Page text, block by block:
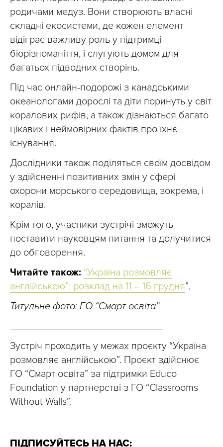
родичами медуз. Вони створюють власні
складні екосистеми, де кожен елемент
відіграє важливу роль у підтримці
біорізноманіття, і слугують домом для
багатьох підводних створінь.
Під час онлайн-подорожі з канадськими
океанологами дорослі та діти поринуть у світ
коралових рифів, а також дізнаються багато
цікавих і неймовірних фактів про їхнє
існування.
Дослідники також поділяться своїм досвідом
у здійсненні позитивних змін у сфері
охорони морського середовища, зокрема, і
коралів.
Крім того, учасники зустрічі зможуть
поставити науковцям питання та долучитися
до обговорення.
Читайте також: “Україна розмовляє
англійською”: розклад на 11 – 16 грудня”.
Титульне фото: ГО “Смарт освіта”
Зустріч проходить у межах проєкту “Україна
розмовляє англійською”. Проєкт здійснює
ГО “Смарт освіта” за підтримки Educo
Foundation у партнерстві з ГО “Classrooms
Without Walls”.
ПІДПИСУЙТЕСЬ НА НАС: